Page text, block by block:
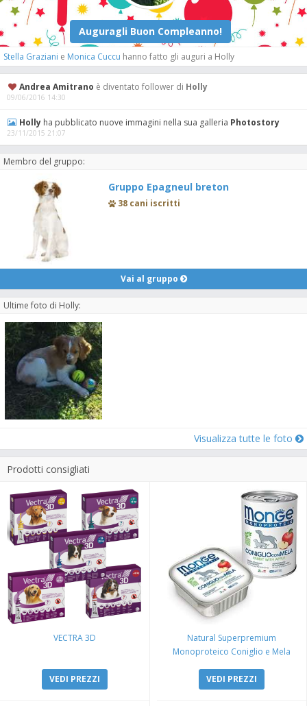
Stella Graziani e Monica Cuccu hanno fatto gli auguri a Holly
Andrea Amitrano è diventato follower di Holly
09/06/2016 14:30
Holly ha pubblicato nuove immagini nella sua galleria Photostory
23/11/2015 21:07
Membro del gruppo:
Gruppo Epagneul breton
38 cani iscritti
Vai al gruppo
Ultime foto di Holly:
Visualizza tutte le foto
Prodotti consigliati
VECTRA 3D
VEDI PREZZI
Natural Superpremium
Monoproteico Coniglio e Mela
VEDI PREZZI